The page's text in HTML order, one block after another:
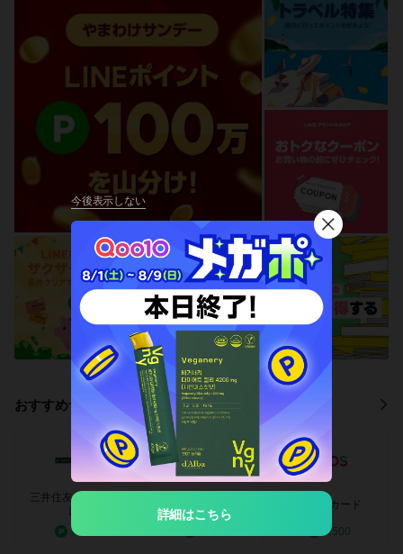
おすすめサービス
三井住友カード（N
L）
1,500
ルド（NL）
エポスカード
1,500
今後表示しない
閉
詳細はこちら